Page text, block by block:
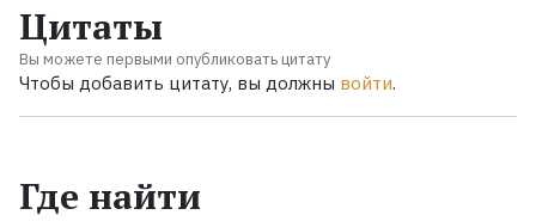
Цитаты
Вы можете первыми опубликовать цитату
Чтобы добавить цитату, вы должны войти.
Где найти